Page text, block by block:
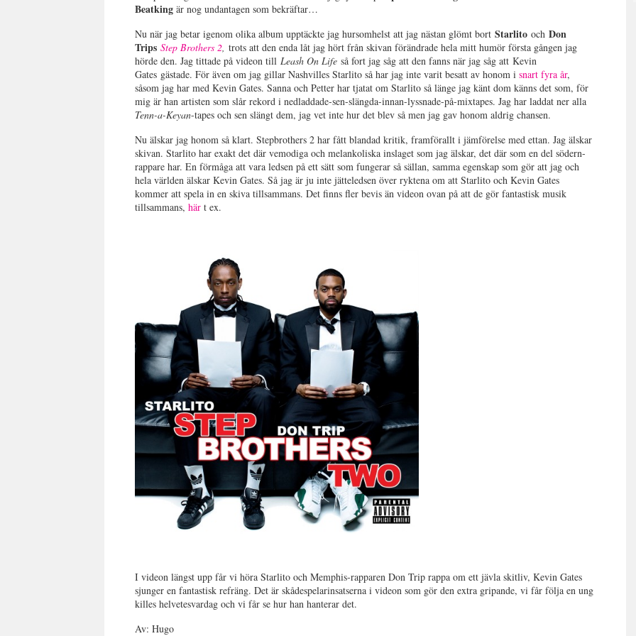
Beatking är nog undantagen som bekräftar…
Nu när jag betar igenom olika album upptäckte jag hursomhelst att jag nästan glömt bortStarlitoochDon
TripsStep Brothers 2 ,trots att den enda låt jag hört från skivan förändrade hela mitt humör första gången jag
hörde den. Jag tittade på videon till Leash On Lifeså fort jag såg att den fanns när jag såg att Kevin
Gates gästade. För även om jag gillar Nashvilles Starlito så har jag inte varit besatt av honom isnart fyra år,
såsom jag har med Kevin Gates. Sanna och Petter har tjatat om Starlito så länge jag känt dom känns det som, för
mig är han artisten som slår rekord i nedladdade-sen-slängda-innan-lyssnade-på-mixtapes. Jag har laddat ner alla
Tenn-a-Keyan-tapes och sen slängt dem, jag vet inte hur det blev så men jag gav honom aldrig chansen.
Nu älskar jag honom så klart. Stepbrothers 2 har fått blandad kritik, framförallt i jämförelse med ettan. Jag älskar
skivan. Starlito har exakt det där vemodiga och melankoliska inslaget som jag älskar, det där som en del södern-
rappare har. En förmåga att vara ledsen på ett sätt som fungerar så sällan, samma egenskap som gör att jag och
hela världen älskar Kevin Gates. Så jag är ju inte jätteledsen över ryktena om att Starlito och Kevin Gates
kommer att spela in en skiva tillsammans. Det finns fler bevis än videon ovan på att de gör fantastisk musik
tillsammans,här t ex.
I videon längst upp får vi höra Starlito och Memphis-rapparen Don Trip rappa om ett jävla skitliv, Kevin Gates
sjunger en fantastisk refräng. Det är skådespelarinsatserna i videon som gör den extra gripande, vi får följa en ung
killes helvetesvardag och vi får se hur han hanterar det.
Av: Hugo